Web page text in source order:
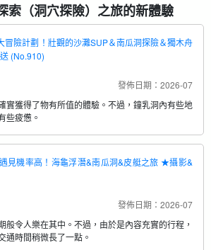
索（洞穴探險）之旅的新體驗
冒險計劃！壯觀的沙灘SUP＆南瓜洞探險＆獨木舟
(No.910)
發佈日期：2026-07
實獲得了物有所值的體驗。不過，鐘乳洞內有些地
些疲憊。
見機率高！海龜浮潛&南瓜洞&皮艇之旅 ★攝影&
發佈日期：2026-07
般令人樂在其中。不過，由於是內容充實的行程，
通時間稍微長了一點。